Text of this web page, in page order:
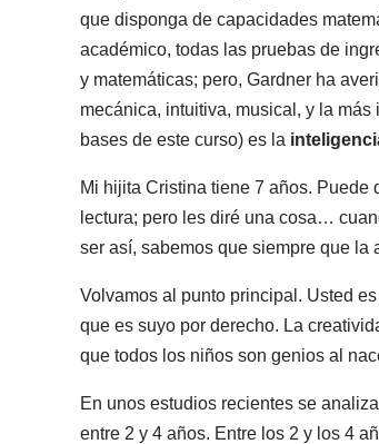
que disponga de capacidades
académico, todas las pruebas de
y matemáticas; pero, Gardner ha
mecánica, intuitiva, musical, y la
bases de este curso) es la
Mi hijita Cristina tiene 7 años. Puede
lectura; pero les diré una cosa…
ser así, sabemos que siempre que la
Volvamos al punto principal. Usted
que es suyo por derecho. La
que todos los niños son genios al
En unos estudios recientes se
entre 2 y 4 años. Entre los 2 y los 4